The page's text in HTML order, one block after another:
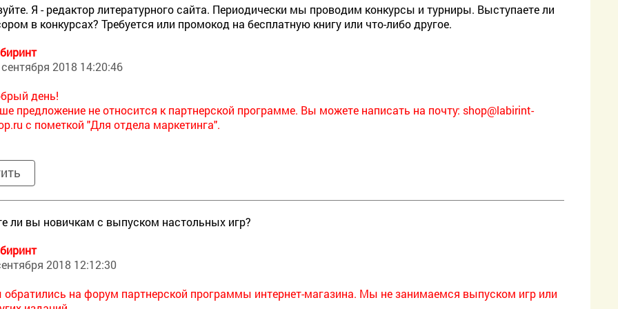
Я - редактор литературного сайта. Периодически мы проводим конкурсы и турниры. Выступаете ли
в конкурсах? Требуется или промокод на бесплатную книгу или что-либо другое.
2018 14:20:46
день!
предложение не относится к партнерской программе. Вы можете написать на почту: shop@labirint-
с пометкой "Для отдела маркетинга".
ли вы новичкам с выпуском настольных игр?
2018 12:12:30
на форум партнерской программы интернет-магазина. Мы не занимаемся выпуском игр или